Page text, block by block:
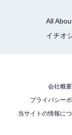
All
イチオ
会社概要
プライバシー
当サイトの情報に